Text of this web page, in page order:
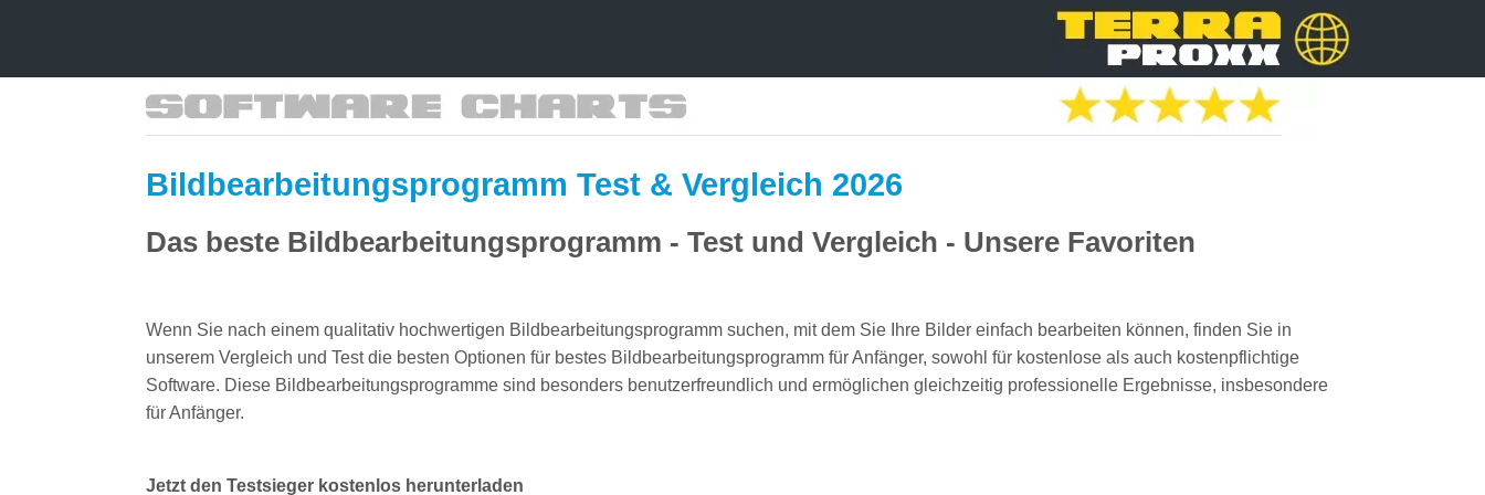
Bildbearbeitungsprogramm Test & Vergleich 2026
Das beste Bildbearbeitungsprogramm - Test und Vergleich - Unsere Favoriten
Wenn Sie nach einem qualitativ hochwertigen Bildbearbeitungsprogramm suchen, mit dem Sie Ihre Bilder einfach bearbeiten können, finden Sie in
unserem Vergleich und Test die besten Optionen für bestes Bildbearbeitungsprogramm für Anfänger, sowohl für kostenlose als auch kostenpflichtige
Software. Diese Bildbearbeitungsprogramme sind besonders benutzerfreundlich und ermöglichen gleichzeitig professionelle Ergebnisse, insbesondere
für Anfänger.
Jetzt den Testsieger kostenlos herunterladen